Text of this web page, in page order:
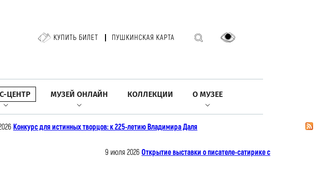
КУПИТЬ БИЛЕТ ПУШКИНСКАЯ КАРТА
ЦЕНТР МУЗЕЙ ОНЛАЙН КОЛЛЕКЦИИ О МУЗЕЕ
Конкурс для истинных творцов: к 225-летию Владимира Даля
9 июля 2026 Открытие выставки о писателе-сатирике с